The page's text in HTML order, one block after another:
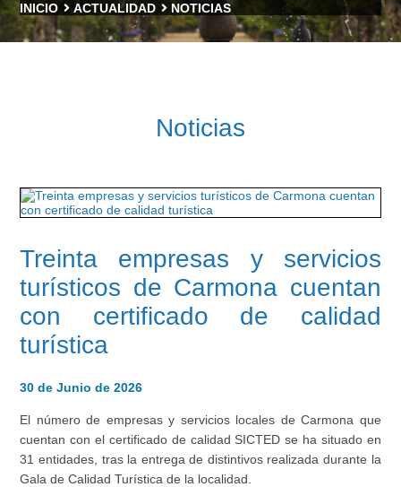
INICIO ACTUALIDAD NOTICIAS
Noticias
Treinta empresas y servicios
turísticos de Carmona cuentan
con certificado de calidad
turística
30 de Junio de 2026
El número de empresas y servicios locales de Carmona que
cuentan con el certificado de calidad SICTED se ha situado en
31 entidades, tras la entrega de distintivos realizada durante la
Gala de Calidad Turística de la localidad.